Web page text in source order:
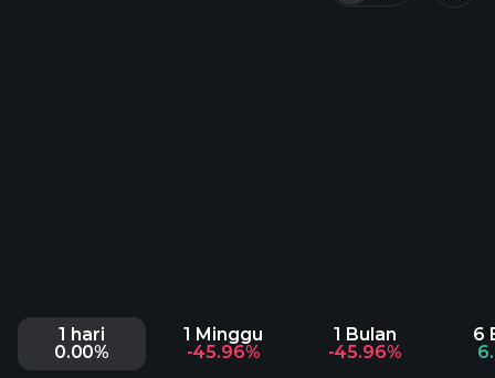
1 hari
0.00%
1 Minggu
-45.96%
1 Bulan
-45.96%
6